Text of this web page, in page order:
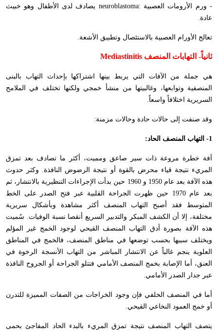
- ورم الأرومات العصبية :neuroblastoma يصادف لدى الأطفال وهو خبيث
عادة.
تعالج الأورام العصبية بالاستئصال وتطبيق الأشعة.
ثانياً- التهابات المنصف Mediastinitis
هي جملة من الآفات التي يربط بينها اشتراكها بإحداث التهاب بالبنى
المنصفية وتوابعها، وغالبيتها من منشأ خمجي ولكنها تختلف في الملامح
السريرية اختلافاً واسعاً.
وقد صنفت إلى حالات حادة وحالات مزمنة:
1- التهاب المنصف الحاد:
آفة خطرة مروعة ذات سير صاعق ومميت، أكثر ما تصادف بعد تمزق
المريء نتيجة قياء محرض بالقوة أو نتيجة الرضوض النافذة. وكثر حدوث
هذه الآفة بعد عام 1950 و 1960 حين بدأت الإجراءات التنظيرية بالانتشار، ثم
بعد عام 1970 حين ظهرت الجراحة القلبية عبر فتح الصدر على الخط
المتوسط فقد أصبح التهاب المنصف أكثر مشاهدة وبأشكال سريرية
مختلفة، إلا أن الكشف المبكر والتدبير السريع أنقصا نسبة الوفيات. سُميت
هذه الآفة بصورة أدق التهاب المنصف القيحي لوجود الخمج غير المؤلم
ويختلف سببها بحسب توضعها في مناطق المنصف، فالخمج في المناطق
العلوية ينجم غالباً عن الانتشار المباشر من التهاب الأنسجة الرخوة في
العنق، أما الإصابة بخمج المنصف الأمامي فتتلو الجراحة أو الجروح النافذة
عبر جدار الصدر الأمامي.
أما في المنصف الخلفي فإن وجود الخراجات من الصفات المميزة للتدرن
أو خمج العمود النخاعي القيحي.
يتصف التهاب المنصف نتيجة تمزق المريء بالبدء الحاد المفاجئ بحمى